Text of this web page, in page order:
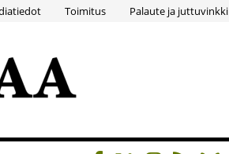
Toimitus Palaute ja juttuvinkki